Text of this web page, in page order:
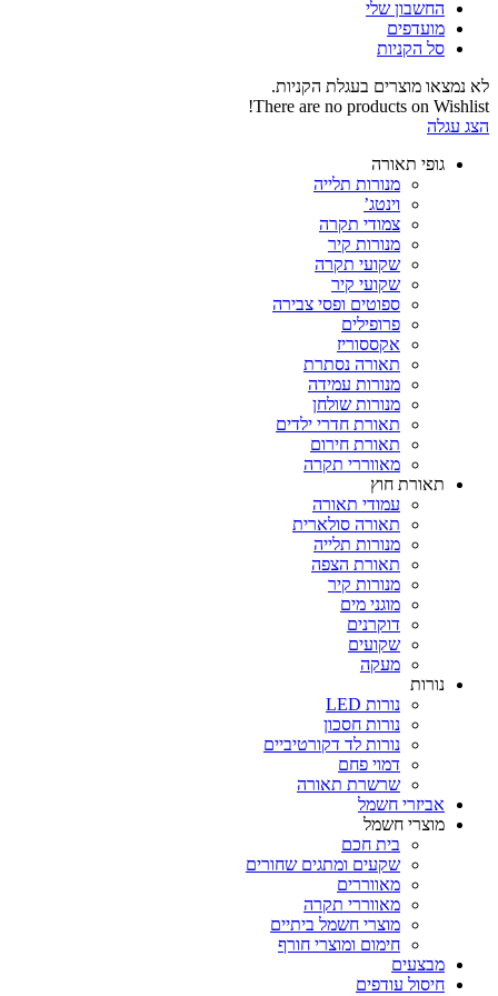
החשבון שלי‬
‫מועדפים‬‬
סל הקניות
לא נמצאו מוצרים בעגלת הקניות.
There are no products on Wishlist!
הצג עגלה
גופי תאורה
מנורות תלייה
וינטג’
צמודי תקרה
מנורות קיר
שקועי תקרה
שקועי קיר
ספוטים ופסי צבירה
פרופילים
אקססוריז
תאורה נסתרת
מנורות עמידה
מנורות שולחן
תאורת חדרי ילדים
תאורת חירום
מאווררי תקרה
תאורת חוץ
עמודי תאורה
תאורה סולארית
מנורות תלייה
תאורת הצפה
מנורות קיר
מוגני מים
דוקרנים
שקועים
מעקה
נורות
נורות LED
נורות חסכון
נורות לד דקורטיביים
דמוי פחם
שרשרת תאורה
אביזרי חשמל
מוצרי חשמל
בית חכם
שקעים ומתגים שחורים
מאווררים
מאווררי תקרה
מוצרי חשמל ביתיים
חימום ומוצרי חורף
מבצעים
חיסול עודפים